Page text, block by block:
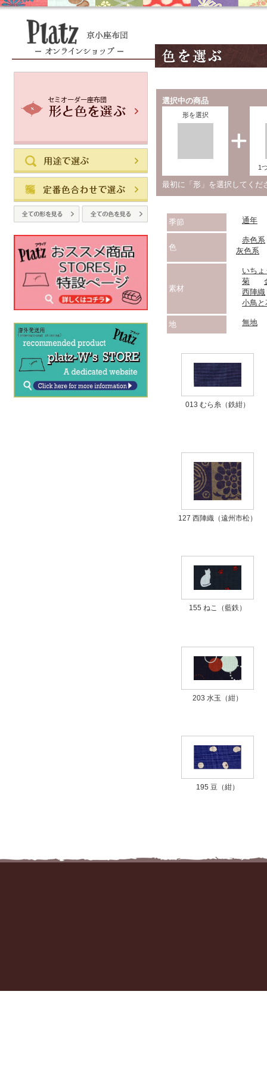
選択中の商品
形を選択
1
最初に「形」を選択して
季節 通年
色
赤色系
灰色系
素材
いちょ
菊
西陣織
小鳥と
地 無地
013 むら糸（鉄紺）
127 西陣織（遠州市松）
155 ねこ（藍鉄）
203 水玉（紺）
195 豆（紺）